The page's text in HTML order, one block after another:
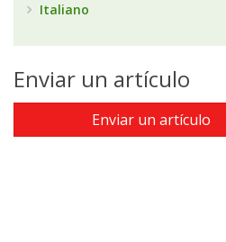
Italiano
Enviar un artículo
Enviar un artículo